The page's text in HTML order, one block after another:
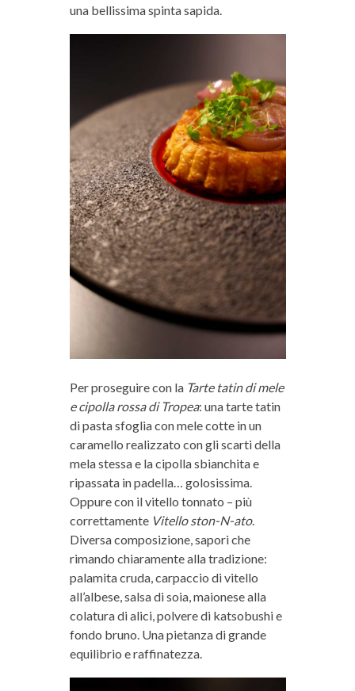
una bellissima spinta sapida.
Per proseguire con la Tarte tatin di mele
e cipolla rossa di Tropea: una tarte tatin
di pasta sfoglia con mele cotte in un
caramello realizzato con gli scarti della
mela stessa e la cipolla sbianchita e
ripassata in padella… golosissima.
Oppure con il vitello tonnato – più
correttamente Vitello ston-N-ato.
Diversa composizione, sapori che
rimando chiaramente alla tradizione:
palamita cruda, carpaccio di vitello
all’albese, salsa di soia, maionese alla
colatura di alici, polvere di katsobushi e
fondo bruno. Una pietanza di grande
equilibrio e raffinatezza.